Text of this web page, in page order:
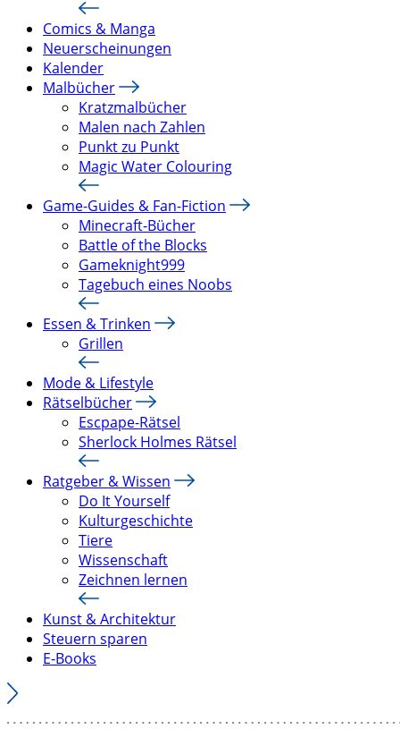
Comics & Manga
Neuerscheinungen
Kalender
Malbücher
Kratzmalbücher
Malen nach Zahlen
Punkt zu Punkt
Magic Water Colouring
Game-Guides & Fan-Fiction
Minecraft-Bücher
Battle of the Blocks
Gameknight999
Tagebuch eines Noobs
Essen & Trinken
Grillen
Mode & Lifestyle
Rätselbücher
Escpape-Rätsel
Sherlock Holmes Rätsel
Ratgeber & Wissen
Do It Yourself
Kulturgeschichte
Tiere
Wissenschaft
Zeichnen lernen
Kunst & Architektur
Steuern sparen
E-Books